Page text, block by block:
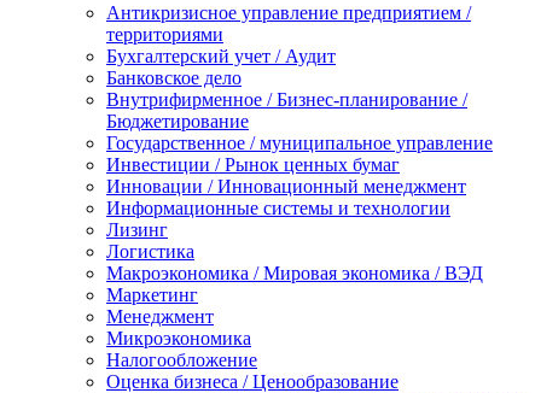
Антикризисное управление предприятием /
территориями
Бухгалтерский учет / Аудит
Банковское дело
Внутрифирменное / Бизнес-планирование /
Бюджетирование
Государственное / муниципальное управление
Инвестиции / Рынок ценных бумаг
Инновации / Инновационный менеджмент
Информационные системы и технологии
Лизинг
Логистика
Макроэкономика / Мировая экономика / ВЭД
Маркетинг
Менеджмент
Микроэкономика
Налогообложение
Оценка бизнеса / Ценообразование